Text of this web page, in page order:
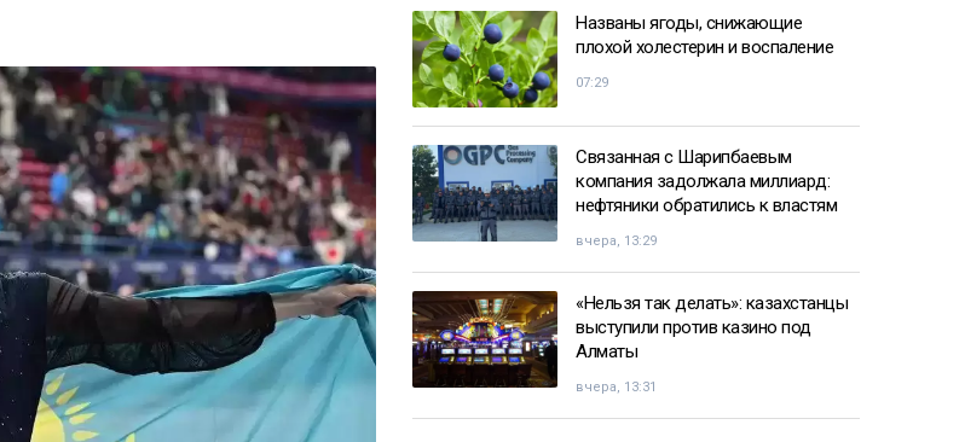
Названы ягоды, снижающие
плохой холестерин и воспаление
07:29
Связанная с Шарипбаевым
компания задолжала миллиард:
нефтяники обратились к властям
вчера, 13:29
«Нельзя так делать»: казахстанцы
выступили против казино под
Алматы
вчера, 13:31